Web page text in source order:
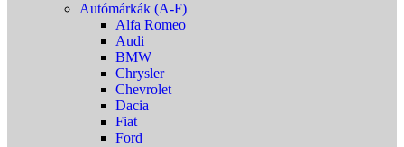
Autómárkák (A-F)
Alfa Romeo
Audi
BMW
Chrysler
Chevrolet
Dacia
Fiat
Ford